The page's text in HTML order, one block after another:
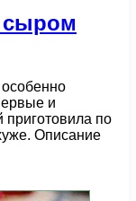
сыром
и
приготовила по
Описание